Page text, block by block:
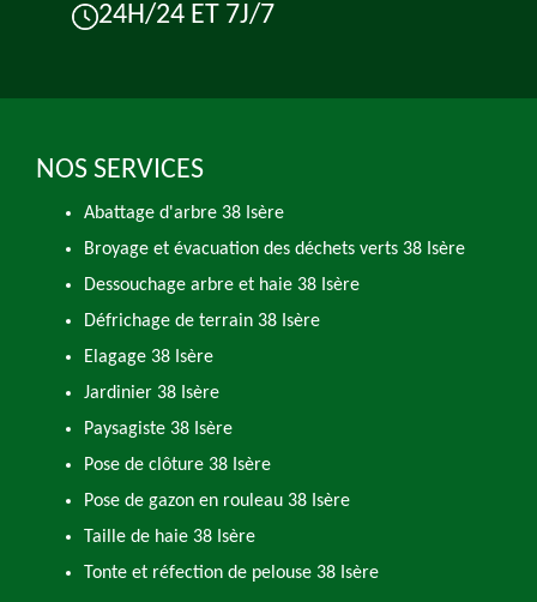
24H/24 ET 7J/7
NOS SERVICES
Abattage d'arbre 38 Isère
Broyage et évacuation des déchets verts 38 Isère
Dessouchage arbre et haie 38 Isère
Défrichage de terrain 38 Isère
Elagage 38 Isère
Jardinier 38 Isère
Paysagiste 38 Isère
Pose de clôture 38 Isère
Pose de gazon en rouleau 38 Isère
Taille de haie 38 Isère
Tonte et réfection de pelouse 38 Isère